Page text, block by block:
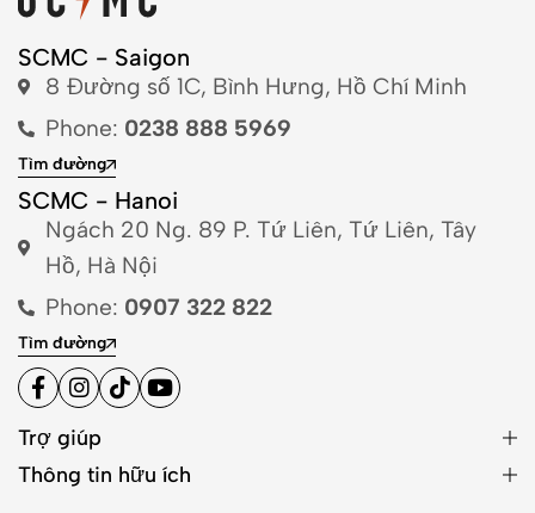
SCMC - Saigon
8 Đường số 1C, Bình Hưng, Hồ Chí Minh
Phone: 0238 888 5969
Tìm đường
SCMC - Hanoi
Ngách 20 Ng. 89 P. Tứ Liên, Tứ Liên, Tây
Hồ, Hà Nội
Phone: 0907 322 822
Tìm đường
Trợ giúp
Thông tin hữu ích